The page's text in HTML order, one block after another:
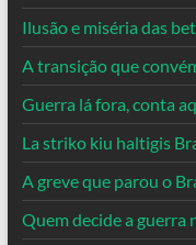
Ilusão e miséria das
A transição que
Guerra lá fora, conta
La striko kiu haltigis
A greve que parou o
Quem decide a guerra